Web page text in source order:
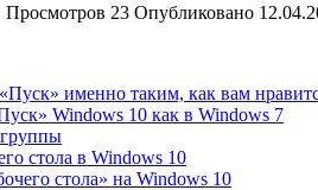
Просмотров 23 Опубликовано
именно таким, как вам
Windows 10 как в Windows 7
стола в Windows 10
стола» на Windows 10